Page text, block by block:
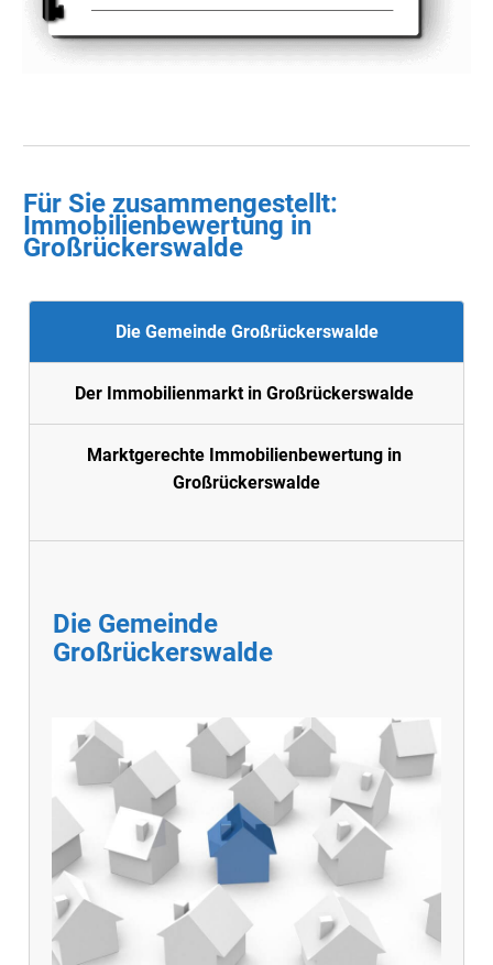
Für Sie zusammengestellt :
Immobilienbewertung in
Großrückerswalde
Die Gemeinde Großrückerswalde
Der Immobilienmarkt in Großrückerswalde
Marktgerechte Immobilienbewertung in
Großrückerswalde
Die Gemeinde
Großrückerswalde